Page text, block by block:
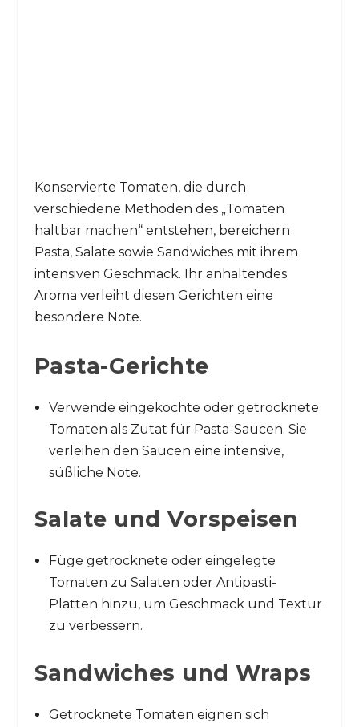
Konservierte Tomaten, die durch
verschiedene Methoden des „Tomaten
haltbar machen“ entstehen, bereichern
Pasta, Salate sowie Sandwiches mit ihrem
intensiven Geschmack. Ihr anhaltendes
Aroma verleiht diesen Gerichten eine
besondere Note.
Pasta-Gerichte
Verwende eingekochte oder getrocknete
Tomaten als Zutat für Pasta-Saucen. Sie
verleihen den Saucen eine intensive,
süßliche Note.
Salate und Vorspeisen
Füge getrocknete oder eingelegte
Tomaten zu Salaten oder Antipasti-
Platten hinzu, um Geschmack und Textur
zu verbessern.
Sandwiches und Wraps
Getrocknete Tomaten eignen sich